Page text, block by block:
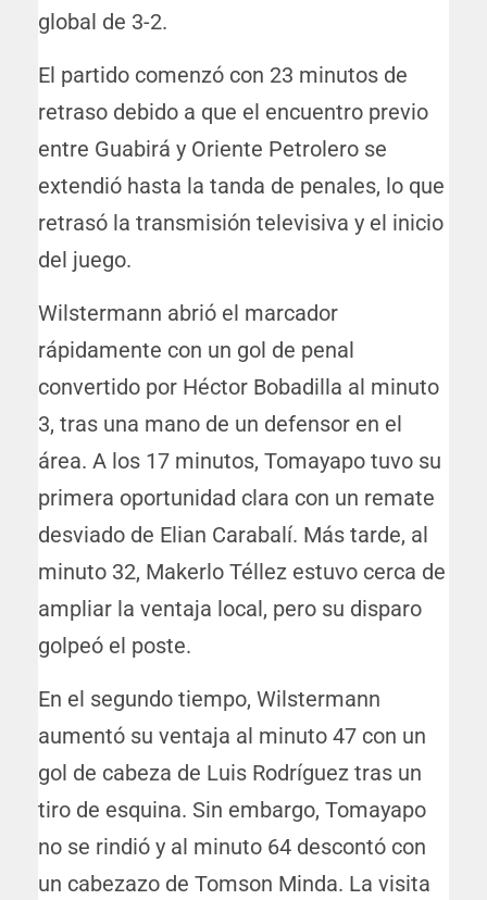
global de 3-2.
El partido comenzó con 23 minutos de
retraso debido a que el encuentro previo
entre Guabirá y Oriente Petrolero se
extendió hasta la tanda de penales, lo que
retrasó la transmisión televisiva y el inicio
del juego.
Wilstermann abrió el marcador
rápidamente con un gol de penal
convertido por Héctor Bobadilla al minuto
3, tras una mano de un defensor en el
área. A los 17 minutos, Tomayapo tuvo su
primera oportunidad clara con un remate
desviado de Elian Carabalí. Más tarde, al
minuto 32, Makerlo Téllez estuvo cerca de
ampliar la ventaja local, pero su disparo
golpeó el poste.
En el segundo tiempo, Wilstermann
aumentó su ventaja al minuto 47 con un
gol de cabeza de Luis Rodríguez tras un
tiro de esquina. Sin embargo, Tomayapo
no se rindió y al minuto 64 descontó con
un cabezazo de Tomson Minda. La visita